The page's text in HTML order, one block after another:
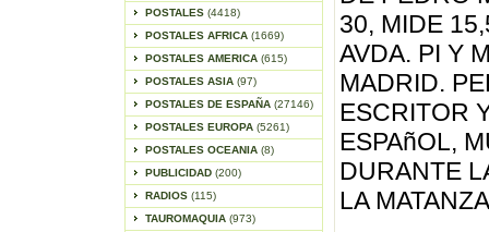
POSTALES (4418)
POSTALES AFRICA (1669)
POSTALES AMERICA (615)
POSTALES ASIA (97)
POSTALES DE ESPAÑA (27146)
POSTALES EUROPA (5261)
POSTALES OCEANIA (8)
PUBLICIDAD (200)
RADIOS (115)
TAUROMAQUIA (973)
30, MIDE
AVDA. PI Y
MADRID.
ESCRITOR
ESPAñOL,
DURANTE
LA